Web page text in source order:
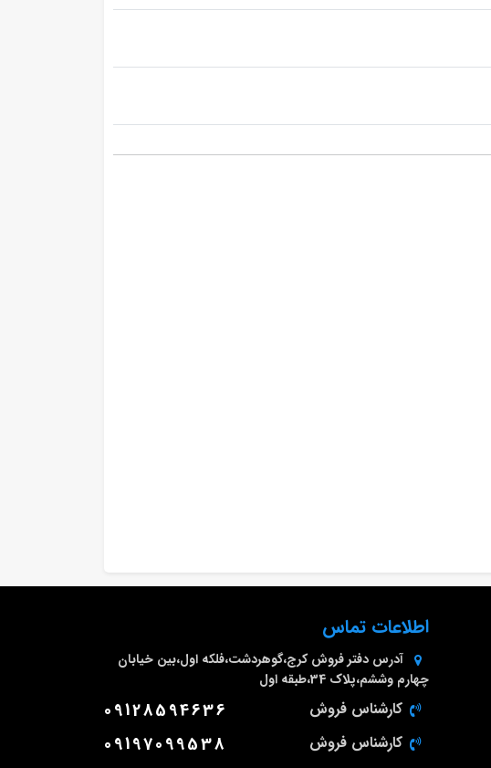
اطلاعات تماس
آدرس دفتر فروش کرج،گوهردشت،فلکه اول،بین خیابان
چهارم وششم،پلاک 34،طبقه اول
کارشناس فروش 09128594636
کارشناس فروش 09197099538